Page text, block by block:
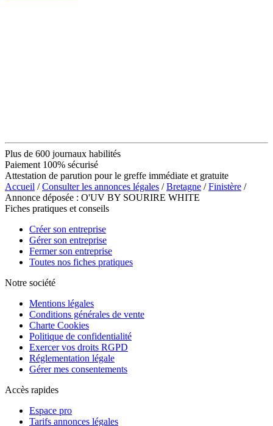
Plus de 600 journaux habilités
Paiement 100% sécurisé
Attestation de parution pour le greffe immédiate et gratuite
Accueil /Consulter les annonces légales /Bretagne /Finistère /
Annonce déposée : O'UV BY SOURIRE WHITE
Fiches pratiques et conseils
Créer son entreprise
Gérer son entreprise
Fermer son entreprise
Toutes nos fiches pratiques
Notre société
Mentions légales
Conditions générales de vente
Charte Cookies
Politique de confidentialité
Exercer vos droits RGPD
Réglementation légale
Gérer mes consentements
Accès rapides
Espace pro
Tarifs annonces légales